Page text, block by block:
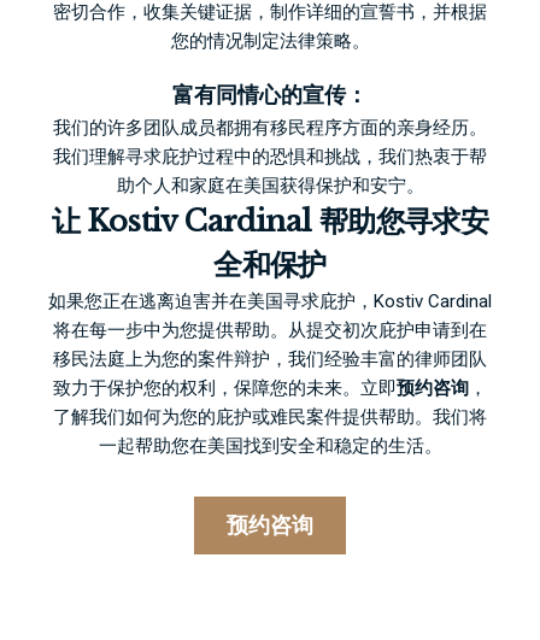
密切合作，收集关键证据，制作详细的宣誓书，并根据
您的情况制定法律策略。
富有同情心的宣传：
我们的许多团队成员都拥有移民程序方面的亲身经历。
我们理解寻求庇护过程中的恐惧和挑战，我们热衷于帮
助个人和家庭在美国获得保护和安宁。
让 Kostiv Cardinal 帮助您寻求安
全和保护
如果您正在逃离迫害并在美国寻求庇护，Kostiv Cardinal
将在每一步中为您提供帮助。从提交初次庇护申请到在
移民法庭上为您的案件辩护，我们经验丰富的律师团队
致力于保护您的权利，保障您的未来。立即预约咨询 ，
了解我们如何为您的庇护或难民案件提供帮助。我们将
一起帮助您在美国找到安全和稳定的生活。
预约咨询